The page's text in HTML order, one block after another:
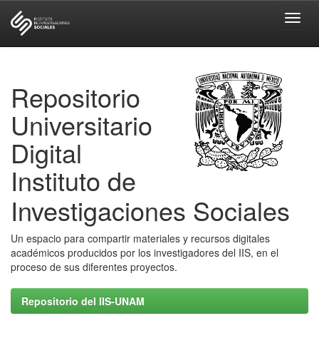
Repositorio
Universitario
Digital
Instituto de
Investigaciones Sociales
Un espacio para compartir materiales y recursos digitales
académicos producidos por los investigadores del IIS, en el
proceso de sus diferentes proyectos.
Repositorio del IIS-UNAM